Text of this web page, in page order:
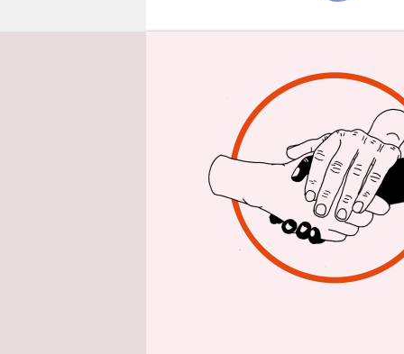
bevor es
Johannes
befürchtet
Und
kritisch,
Nun